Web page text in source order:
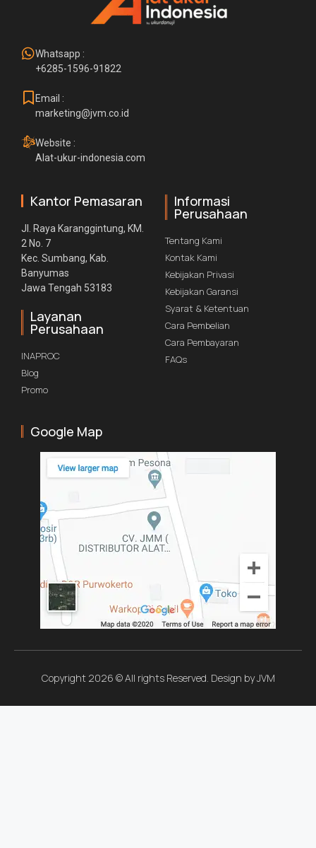
Whatsapp :
+6285-1596-91822
Email :
marketing@jvm.co.id
Website :
Alat-ukur-indonesia.com
Kantor Pemasaran
Jl. Raya Karanggintung, KM.
2 No. 7
Kec. Sumbang, Kab.
Banyumas
Jawa Tengah 53183
Layanan
Perusahaan
INAPROC
Blog
Promo
Informasi
Perusahaan
Tentang Kami
Kontak Kami
Kebijakan Privasi
Kebijakan Garansi
Syarat & Ketentuan
Cara Pembelian
Cara Pembayaran
FAQs
Google Map
Copyright 2026 © All rights Reserved. Design by JVM